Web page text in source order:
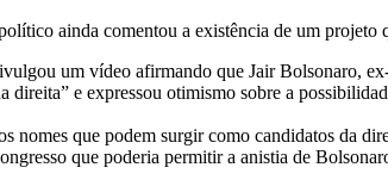
ainda comentou a existência de um projeto
um vídeo afirmando que Jair Bolsonaro,
e expressou otimismo sobre a
nomes que podem surgir como candidatos da
que poderia permitir a anistia de